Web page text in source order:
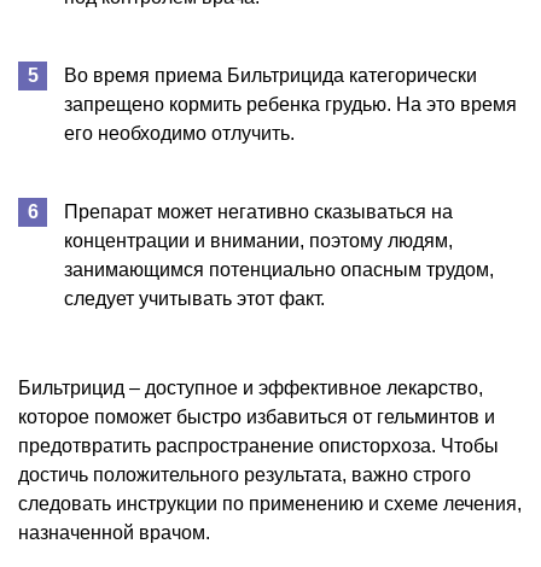
Во время приема Бильтрицида категорически
запрещено кормить ребенка грудью. На это время
его необходимо отлучить.
Препарат может негативно сказываться на
концентрации и внимании, поэтому людям,
занимающимся потенциально опасным трудом,
следует учитывать этот факт.
Бильтрицид – доступное и эффективное лекарство,
которое поможет быстро избавиться от гельминтов и
предотвратить распространение описторхоза. Чтобы
достичь положительного результата, важно строго
следовать инструкции по применению и схеме лечения,
назначенной врачом.